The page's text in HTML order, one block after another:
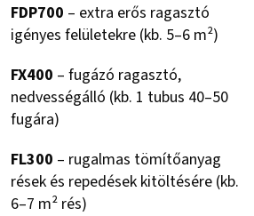
FDP700 – extra erős ragasztó
igényes felületekre (kb. 5–6 m²)
FX400 – fugázó ragasztó,
nedvességálló (kb. 1 tubus 40–50
fugára)
FL300 – rugalmas tömítőanyag
rések és repedések kitöltésére (kb.
6–7 m² rés)